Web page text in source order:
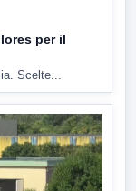
per il
Scelte...